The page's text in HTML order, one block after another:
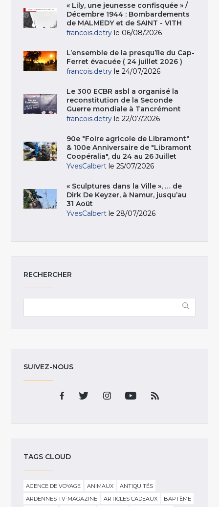
« Lily, une jeunesse confisquée » /
Décembre 1944 : Bombardements
de MALMEDY et de SAINT - VITH
francois.detry le 06/08/2026
L’ensemble de la presqu’île du Cap-
Ferret évacuée ( 24 juillet 2026 )
francois.detry le 24/07/2026
Le 300 ECBR asbl a organisé la
reconstitution de la Seconde
Guerre mondiale à Tancrémont
francois.detry le 22/07/2026
90e "Foire agricole de Libramont"
& 100e Anniversaire de "Libramont
Coopéralia", du 24 au 26 Juillet
YvesCalbert le 25/07/2026
« Sculptures dans la Ville », … de
Dirk De Keyzer, à Namur, jusqu’au
31 Août
YvesCalbert le 28/07/2026
RECHERCHER
SUIVEZ-NOUS
TAGS CLOUD
AGENCE DE VOYAGE ANIMAUX
ANTIQUITÉS
ARDENNES TV-MAGAZINE
ARTICLES CADEAUX
BAPTÊME